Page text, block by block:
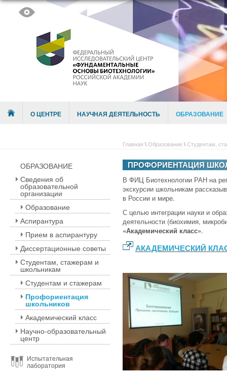
Menu О ЦЕНТРЕ НАУЧНАЯ ДЕЯТЕЛЬНОСТЬ ОБРАЗОВАНИЕ
Главная \Образование\Студентам,
ОБРАЗОВАНИЕ
Сведения об
образовательной
организации
Образование
Аспирантура
Прием в аспирантуру
Диссертационные советы
Студентам, стажерам и
школьникам
Студентам и стажерам
Профориентация
школьников
Академический класс
Научно-образовательный
центр
Испытательная
лаборатория
ПРОФОРИЕНТАЦИЯ
В ФИЦ Биотехнологии РАН на
экскурсии школьникам
в России и мире.
С целью интеграции науки и
деятельности (биохимия,
«Академический класс».
АКАДЕМИЧЕСКИЙ